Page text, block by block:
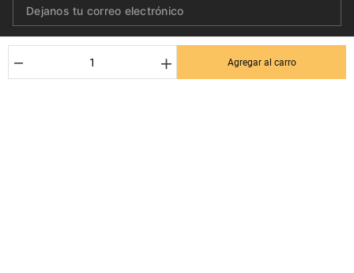
＋
－ Agregar al carro
Quiero recibir el newsletter con promociones.